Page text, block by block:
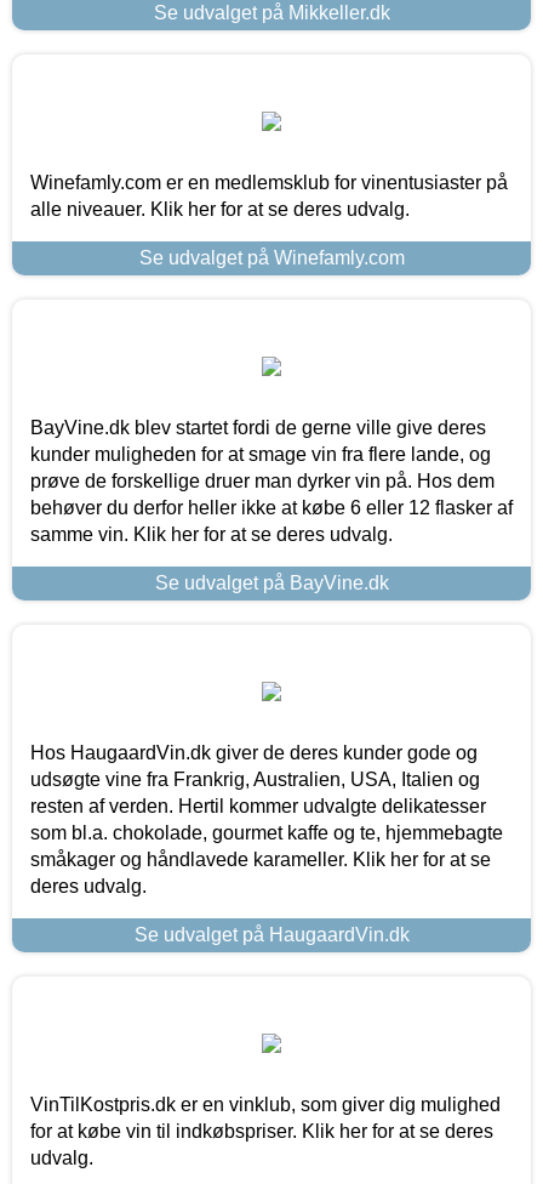
Se udvalget på Mikkeller.dk
Winefamly.com er en medlemsklub for vinentusiaster på
alle niveauer. Klik her for at se deres udvalg.
Se udvalget på Winefamly.com
BayVine.dk blev startet fordi de gerne ville give deres
kunder muligheden for at smage vin fra flere lande, og
prøve de forskellige druer man dyrker vin på. Hos dem
behøver du derfor heller ikke at købe 6 eller 12 flasker af
samme vin. Klik her for at se deres udvalg.
Se udvalget på BayVine.dk
Hos HaugaardVin.dk giver de deres kunder gode og
udsøgte vine fra Frankrig, Australien, USA, Italien og
resten af verden. Hertil kommer udvalgte delikatesser
som bl.a. chokolade, gourmet kaffe og te, hjemmebagte
småkager og håndlavede karameller. Klik her for at se
deres udvalg.
Se udvalget på HaugaardVin.dk
VinTilKostpris.dk er en vinklub, som giver dig mulighed
for at købe vin til indkøbspriser. Klik her for at se deres
udvalg.